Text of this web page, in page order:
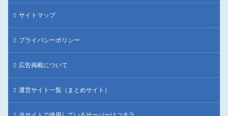
サイトマップ
プライバシーポリシー
広告掲載について
運営サイト一覧（まとめサイト）